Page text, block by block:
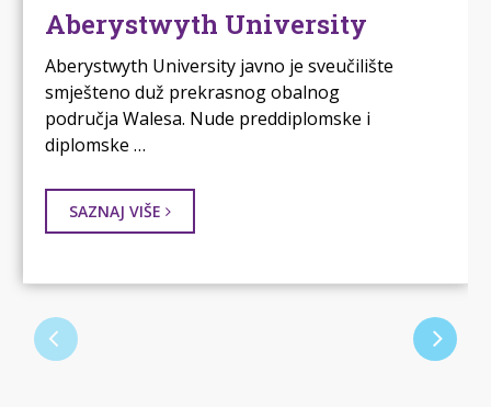
Aberystwyth University
Aberystwyth University javno je sveučilište
smješteno duž prekrasnog obalnog
područja Walesa. Nude preddiplomske i
diplomske …
SAZNAJ VIŠE